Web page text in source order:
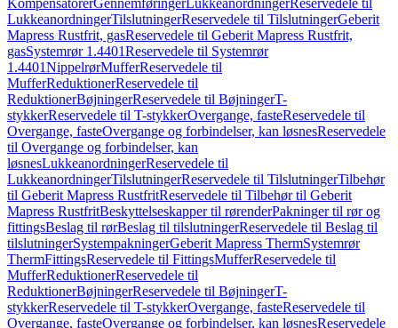
KompensatorerGennemføringerLukkeanordningerReservedele til
LukkeanordningerTilslutningerReservedele til TilslutningerGeberit
Mapress Rustfrit, gasReservedele til Geberit Mapress Rustfrit,
gasSystemrør 1.4401Reservedele til Systemrør
1.4401NippelrørMufferReservedele til
MufferReduktionerReservedele til
ReduktionerBøjningerReservedele til BøjningerT-
stykkerReservedele til T-stykkerOvergange, fasteReservedele til
Overgange, fasteOvergange og forbindelser, kan løsnesReservedele
til Overgange og forbindelser, kan
løsnesLukkeanordningerReservedele til
LukkeanordningerTilslutningerReservedele til TilslutningerTilbehør
til Geberit Mapress RustfritReservedele til Tilbehør til Geberit
Mapress RustfritBeskyttelseskapper til rørenderPakninger til rør og
fittingsBeslag til rørBeslag til tilslutningerReservedele til Beslag til
tilslutningerSystempakningerGeberit Mapress ThermSystemrør
ThermFittingsReservedele til FittingsMufferReservedele til
MufferReduktionerReservedele til
ReduktionerBøjningerReservedele til BøjningerT-
stykkerReservedele til T-stykkerOvergange, fasteReservedele til
Overgange, fasteOvergange og forbindelser, kan løsnesReservedele